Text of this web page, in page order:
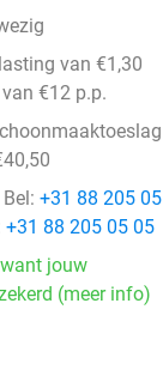
van €1,30
€12 p.p.
+31 88 205 05
+31 88 205 05 05
jouw
(meer info)